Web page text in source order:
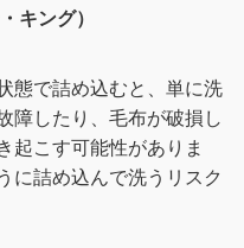
キング）
態で詰め込むと、単に洗
障したり、毛布が破損し
起こす可能性がありま
に詰め込んで洗うリスク